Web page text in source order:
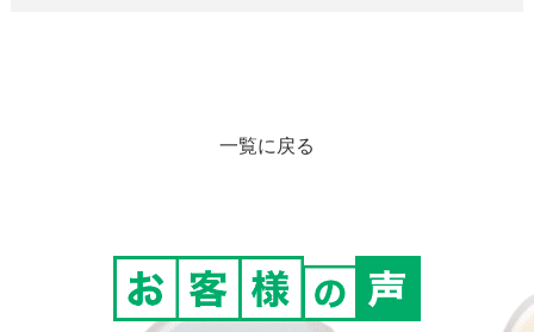
一覧に戻る